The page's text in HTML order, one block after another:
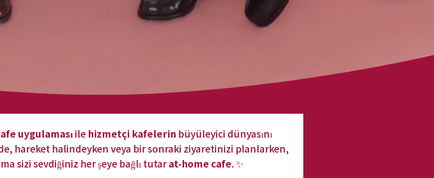
uygulaması ile hizmetçi kafelerin büyüleyici dünyasını
hareket halindeyken veya bir sonraki ziyaretinizi planlarken,
sizi sevdiğiniz her şeye bağlı tutar at-home cafe. ✨